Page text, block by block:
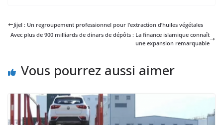
Jijel : Un regroupement professionnel pour l’extraction d’huiles végétales
Avec plus de 900 milliards de dinars de dépôts : La finance islamique connaît
une expansion remarquable
Vous pourrez aussi aimer